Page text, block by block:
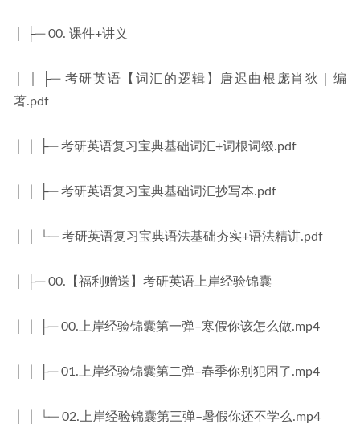
│ ├─ 00. 课件+讲义
│ │ ├─ 考研英语【词汇的逻辑】唐迟曲根庞肖狄｜编
著.pdf
│ │ ├─ 考研英语复习宝典基础词汇+词根词缀.pdf
│ │ ├─ 考研英语复习宝典基础词汇抄写本.pdf
│ │ └─ 考研英语复习宝典语法基础夯实+语法精讲.pdf
│ ├─ 00.【福利赠送】考研英语上岸经验锦囊
│ │ ├─ 00.上岸经验锦囊第一弹–寒假你该怎么做.mp4
│ │ ├─ 01.上岸经验锦囊第二弹–春季你别犯困了.mp4
│ │ └─ 02.上岸经验锦囊第三弹–暑假你还不学么.mp4